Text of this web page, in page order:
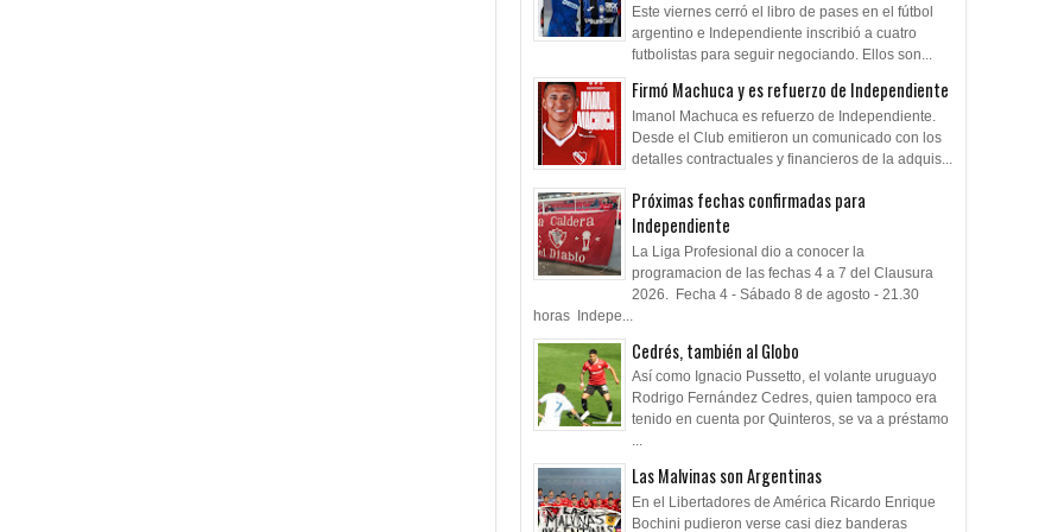
Este viernes cerró el libro de pases en el fútbol
argentino e Independiente inscribió a cuatro
futbolistas para seguir negociando. Ellos son...
Firmó Machuca y es refuerzo de Independiente
Imanol Machuca es refuerzo de Independiente.
Desde el Club emitieron un comunicado con los
detalles contractuales y financieros de la adquis...
Próximas fechas confirmadas para
Independiente
La Liga Profesional dio a conocer la
programacion de las fechas 4 a 7 del Clausura
2026. Fecha 4 - Sábado 8 de agosto - 21.30
horas Indepe...
Cedrés, también al Globo
Así como Ignacio Pussetto, el volante uruguayo
Rodrigo Fernández Cedres, quien tampoco era
tenido en cuenta por Quinteros, se va a préstamo
...
Las Malvinas son Argentinas
En el Libertadores de América Ricardo Enrique
Bochini pudieron verse casi diez banderas